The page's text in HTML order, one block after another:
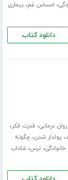
، احساس غم،بیماری
دانلود کتاب
روان درمانی، قدرت فکر،
، پولدار شدن، چگونه
، ترس،شاداب